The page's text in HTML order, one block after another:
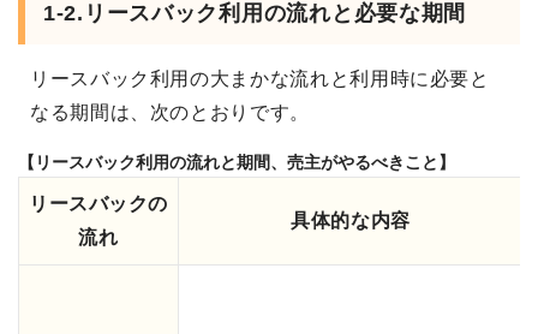
1-2.リースバック利用の流れと必要な期間
リースバック利用の大まかな流れと利用時に必要と
なる期間は、次のとおりです。
【リースバック利用の流れと期間、売主がやるべきこと】
リースバックの
流れ
具体的な内容